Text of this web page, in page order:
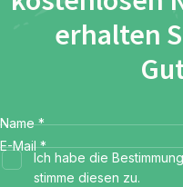
erhalten
Name *
E-Mail *
Ich habe die
stimme diesen zu.